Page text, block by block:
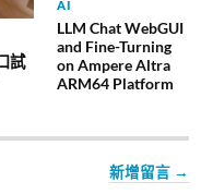
試
AI
LLM Chat WebGUI
and Fine-Turning
on Ampere Altra
ARM64 Platform
新增留言 →